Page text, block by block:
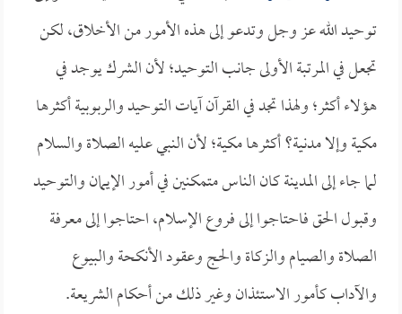
توحيد الله عز وجل وتدعو إلى هذه الأمور من الأخلاق، لكن
تجعل في المرتبة الأولى جانب التوحيد؛ لأن الشرك يوجد في
هؤلاء أكثر؛ ولهذا تجد في القرآن آيات التوحيد والربوبية أكثرها
مكية وإلا مدنية؟ أكثرها مكية؛ لأن النبي عليه الصلاة والسلام
لما جاء إلى المدينة كان الناس متمكنين في أمور الإيمان والتوحيد
وقبول الحق فاحتاجوا إلى فروع الإسلام، احتاجوا إلى معرفة
الصلاة والصيام والزكاة والحج وعقود الأنكحة والبيوع
والآداب كأمور الاستئذان وغير ذلك من أحكام الشريعة.